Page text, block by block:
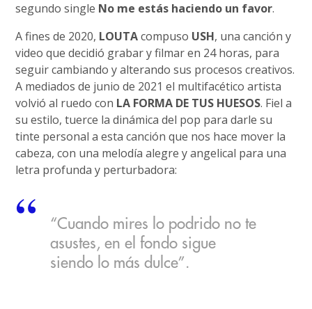
segundo single No me estás haciendo un favor.
A fines de 2020, LOUTAcompuso USH, una canción y
video que decidió grabar y filmar en 24 horas, para
seguir cambiando y alterando sus procesos creativos.
A mediados de junio de 2021 el multifacético artista
volvió al ruedo con LA FORMA DE TUS HUESOS. Fiel a
su estilo, tuerce la dinámica del pop para darle su
tinte personal a esta canción que nos hace mover la
cabeza, con una melodía alegre y angelical para una
letra profunda y perturbadora:
“Cuando mires lo podrido no te
asustes, en el fondo sigue
siendo lo más dulce”.